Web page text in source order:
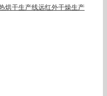
烘干生产线远红外干燥生产